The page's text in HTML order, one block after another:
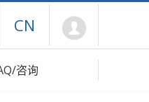
打开抽屉菜单
CN
咨询